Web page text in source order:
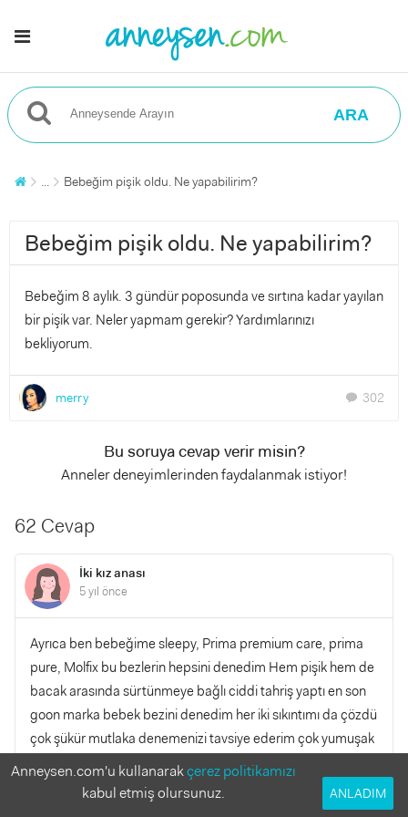
ARA
... Bebeğim pişik oldu. Ne yapabilirim?
Bebeğim pişik oldu. Ne yapabilirim?
Bebeğim 8 aylık. 3 gündür poposunda ve sırtına kadar yayılan
bir pişik var. Neler yapmam gerekir? Yardımlarınızı
bekliyorum.
merry chat 302
Bu soruya cevap verir misin?
Anneler deneyimlerinden faydalanmak istiyor!
62 Cevap
İki kız anası
5 yıl önce
Ayrıca ben bebeğime sleepy, Prima premium care, prima
pure, Molfix bu bezlerin hepsini denedim Hem pişik hem de
bacak arasında sürtünmeye bağlı ciddi tahriş yaptı en son
goon marka bebek bezini denedim her iki sıkıntımı da çözdü
çok şükür mutlaka denemenizi tavsiye ederim çok yumuşak
bir bez benim gibi sıkıntı yaşayan anneler
YANITLA
Anneysen.com'u kullanarakçerez politikamızı
kabul etmiş olursunuz.
ANLADIM